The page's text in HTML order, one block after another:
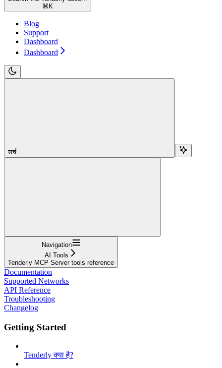
⌘ K
Blog
Support
Dashboard
Dashboard
सर्च...
Navigation
AI Tools
Tenderly MCP Server tools reference
Documentation
Supported Networks
API Reference
Troubleshooting
Changelog
Getting Started
Tenderly क्या है?